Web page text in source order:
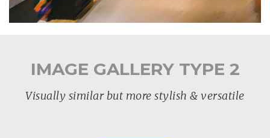
IMAGE GALLERY TYPE 2
Visually similar but more stylish & versatile